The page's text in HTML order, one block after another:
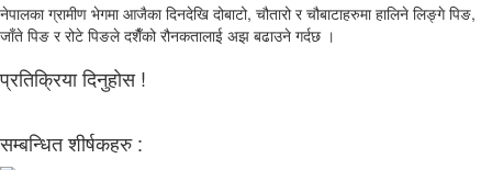
नेपालका ग्रामीण भेगमा आजैका दिनदेखि दोबाटो, चौतारो र चौबाटाहरुमा हालिने लिङ्गे पिङ,
जाँते पिङ र रोटे पिङले दशैँको रौनकतालाई अझ बढाउने गर्दछ ।
प्रतिक्रिया दिनुहोस !
सम्बन्धित शीर्षकहरु :